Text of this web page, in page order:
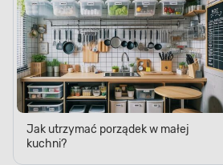
Jak utrzymać porządek w małej
kuchni?